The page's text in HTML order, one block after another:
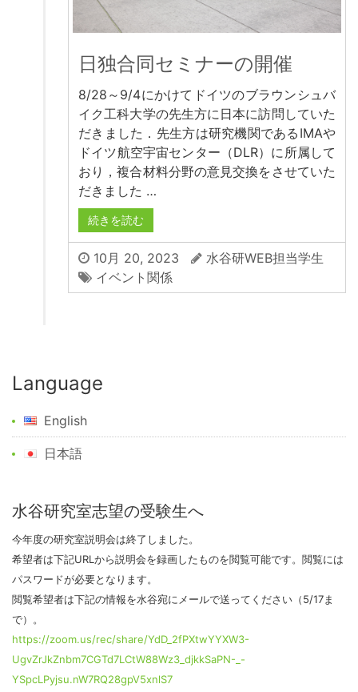
日独合同セミナーの開催
8/28～9/4にかけてドイツのブラウンシュバ
イク工科大学の先生方に日本に訪問していた
だきました．先生方は研究機関であるIMAや
ドイツ航空宇宙センター（DLR）に所属して
おり，複合材料分野の意見交換をさせていた
だきました …
続きを読む
10月 20, 2023
水谷研WEB担当学生
イベント関係
Language
English
日本語
水谷研究室志望の受験生へ
今年度の研究室説明会は終了しました。
希望者は下記URLから説明会を録画したものを閲覧可能です。閲覧には
パスワードが必要となります。
閲覧希望者は下記の情報を水谷宛にメールで送ってください（5/17ま
で）。
https://zoom.us/rec/share/YdD_2fPXtwYYXW3-
UgvZrJkZnbm7CGTd7LCtW88Wz3_djkkSaPN-_-
YSpcLPyjsu.nW7RQ28gpV5xnlS7